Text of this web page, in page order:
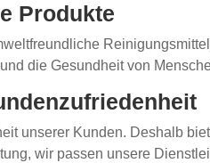
Produkte
die Gesundheit von
unserer Kunden. Deshalb
wir passen unsere